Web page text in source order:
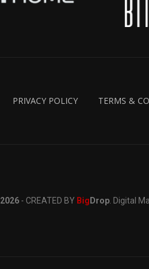
PRIVACY POLICY TERMS &
2026 - CREATED BY Big Drop . Digital